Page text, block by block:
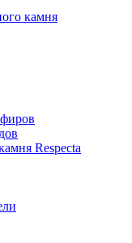
камня
Respecta